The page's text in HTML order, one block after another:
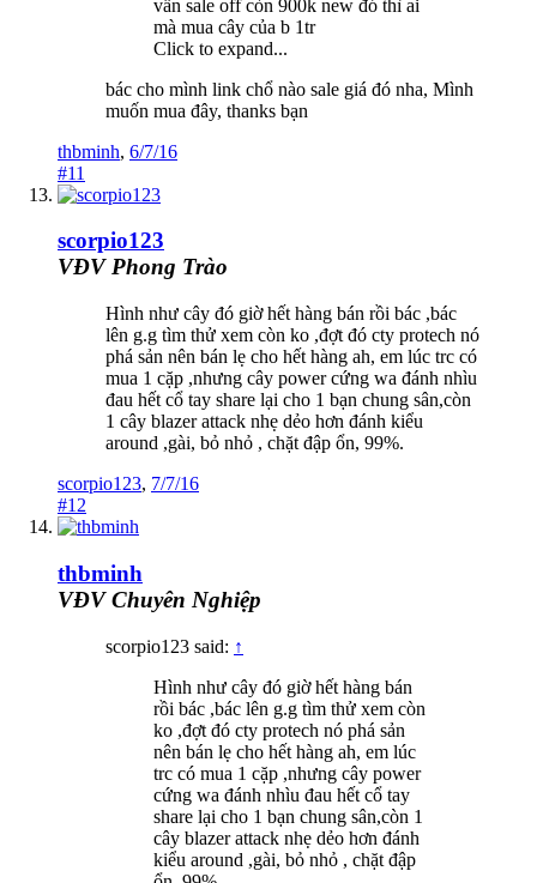
vẫn sale off còn 900k new đó thì ai
mà mua cây của b 1tr
Click to expand...
bác cho mình link chổ nào sale giá đó nha, Mình
muốn mua đây, thanks bạn
thbminh, 6/7/16
#11
scorpio123
VĐV Phong Trào
Hình như cây đó giờ hết hàng bán rồi bác ,bác
lên g.g tìm thử xem còn ko ,đợt đó cty protech nó
phá sản nên bán lẹ cho hết hàng ah, em lúc trc có
mua 1 cặp ,nhưng cây power cứng wa đánh nhìu
đau hết cổ tay share lại cho 1 bạn chung sân,còn
1 cây blazer attack nhẹ dẻo hơn đánh kiểu
around ,gài, bỏ nhỏ , chặt đập ổn, 99%.
scorpio123, 7/7/16
#12
thbminh
VĐV Chuyên Nghiệp
scorpio123 said: ↑
Hình như cây đó giờ hết hàng bán
rồi bác ,bác lên g.g tìm thử xem còn
ko ,đợt đó cty protech nó phá sản
nên bán lẹ cho hết hàng ah, em lúc
trc có mua 1 cặp ,nhưng cây power
cứng wa đánh nhìu đau hết cổ tay
share lại cho 1 bạn chung sân,còn 1
cây blazer attack nhẹ dẻo hơn đánh
kiểu around ,gài, bỏ nhỏ , chặt đập